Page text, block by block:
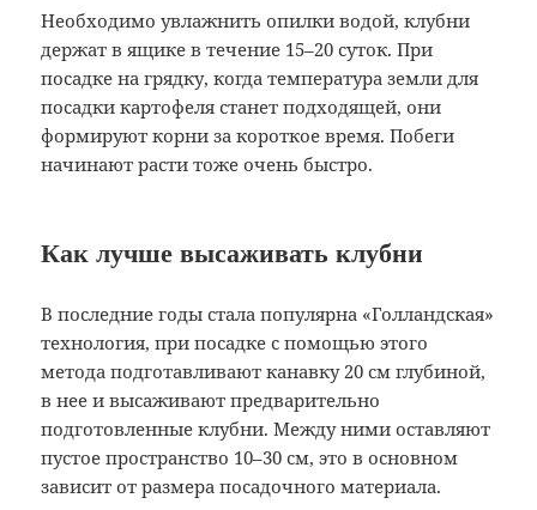
Необходимо увлажнить опилки водой, клубни
держат в ящике в течение 15–20 суток. При
посадке на грядку, когда температура земли для
посадки картофеля станет подходящей, они
формируют корни за короткое время. Побеги
начинают расти тоже очень быстро.
Как лучше высаживать клубни
В последние годы стала популярна «Голландская»
технология, при посадке с помощью этого
метода подготавливают канавку 20 см глубиной,
в нее и высаживают предварительно
подготовленные клубни. Между ними оставляют
пустое пространство 10–30 см, это в основном
зависит от размера посадочного материала.